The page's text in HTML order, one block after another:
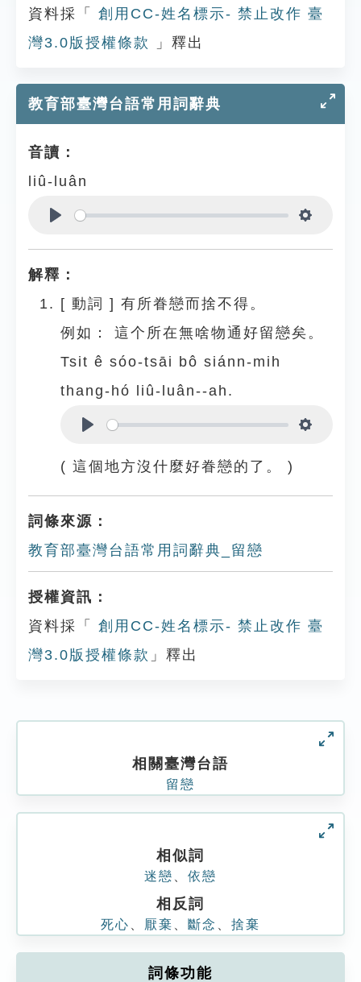
資料採「
創用CC-姓名標示- 禁止改作 臺
灣3.0版授權條款
」釋出
教育部臺灣台語常用詞辭典
音讀：
liû-luân
解釋：
[ 動詞 ] 有所眷戀而捨不得。
例如：
這个所在無啥物通好留戀矣。
Tsit ê sóo-tsāi bô siánn-mih
thang-hó liû-luân--ah.
( 這個地方沒什麼好眷戀的了。 )
詞條來源：
教育部臺灣台語常用詞辭典_留戀
授權資訊：
資料採「
創用CC-姓名標示- 禁止改作 臺
灣3.0版授權條款 」釋出
相關臺灣台語
留戀
相似詞
迷戀 依戀
相反詞
死心 厭棄 斷念 捨棄
詞條功能